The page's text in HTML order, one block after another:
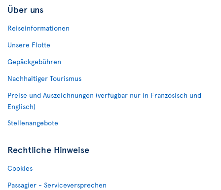
Über uns
Reiseinformationen
Unsere Flotte
Gepäckgebühren
Nachhaltiger Tourismus
Preise und Auszeichnungen (verfügbar nur in Französisch und
Englisch)
Stellenangebote
Rechtliche Hinweise
Cookies
Passagier - Serviceversprechen